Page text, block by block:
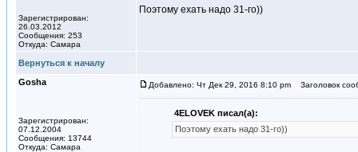
Зарегистрирован:
26.03.2012
Сообщения: 253
Откуда: Самара
Поэтому ехать надо 31-го))
Вернуться к началу
Gosha
Зарегистрирован:
07.12.2004
Сообщения: 13744
Откуда: Самара
Добавлено: Чт Дек 29, 2016 8:10 pm Заголовок
4ELOVEK писал(а):
Поэтому ехать надо 31-го))